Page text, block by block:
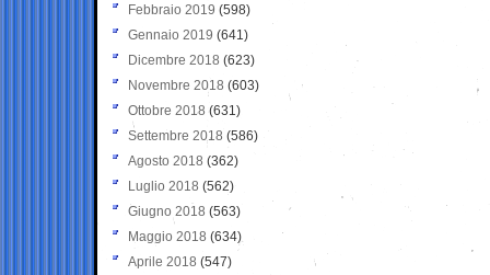
Febbraio 2019 (598)
Gennaio 2019 (641)
Dicembre 2018 (623)
Novembre 2018 (603)
Ottobre 2018 (631)
Settembre 2018 (586)
Agosto 2018 (362)
Luglio 2018 (562)
Giugno 2018 (563)
Maggio 2018 (634)
Aprile 2018 (547)